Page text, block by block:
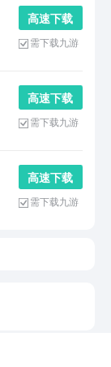
高 速 下 载
需下载九游
高 速 下 载
需下载九游
高 速 下 载
需下载九游